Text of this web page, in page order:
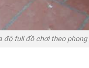
độ full đồ chơi theo